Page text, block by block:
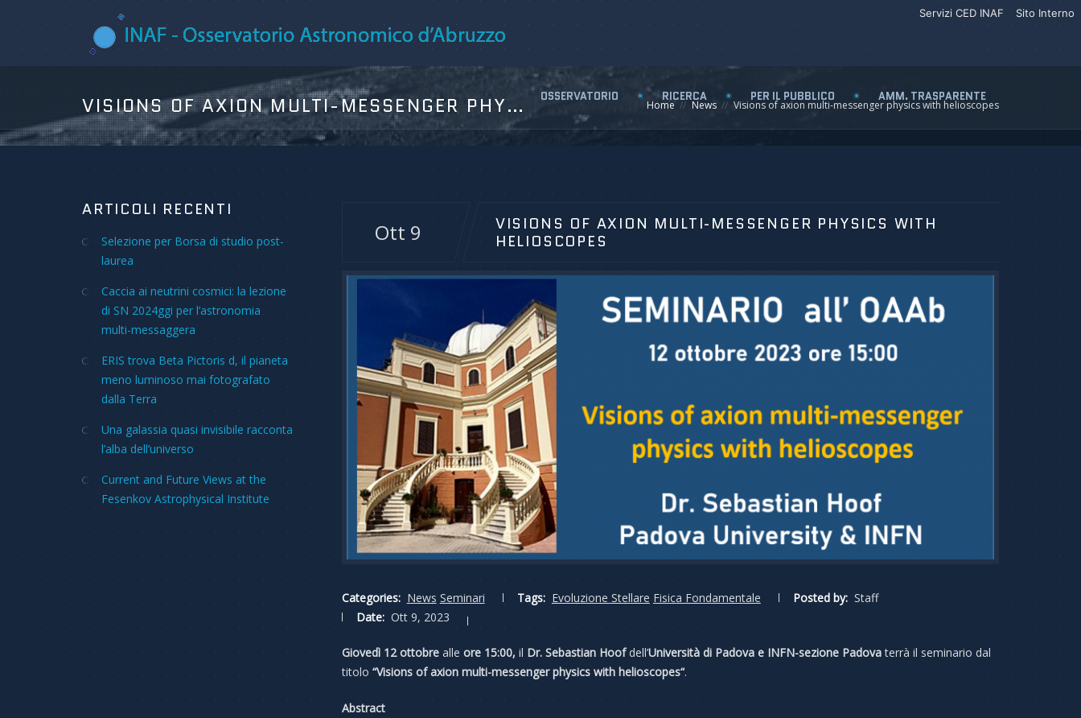
Sito Interno
Servizi CED INAF
OSSERVATORIO RICERCA PER IL PUBBLICO AMM. TRASPARENTE
VISIONS OF AXION MULTI-MESSENGER PHYSICS WITH HELIOSCOPES Home News Visions of axion multi-messenger physics with helioscopes
Ott 9
VISIONS OF AXION MULTI-MESSENGER PHYSICS WITH
HELIOSCOPES
Categories: News Seminari Tags: Evoluzione Stellare Fisica Fondamentale Posted by: Staff
Date: Ott 9, 2023
Giovedì 12 ottobrealle ore 15:00, il Dr. Sebastian Hoofdell’Università di Padova e INFN-sezione Padovaterrà il seminario dal
titolo “Visions of axion multi-messenger physics with helioscopes“.
Abstract
ARTICOLI RECENTI
Selezione per Borsa di studio post-
laurea
Caccia ai neutrini cosmici: la lezione
di SN 2024ggi per l’astronomia
multi-messaggera
ERIS trova Beta Pictoris d, il pianeta
meno luminoso mai fotografato
dalla Terra
Una galassia quasi invisibile racconta
l’alba dell’universo
Current and Future Views at the
Fesenkov Astrophysical Institute